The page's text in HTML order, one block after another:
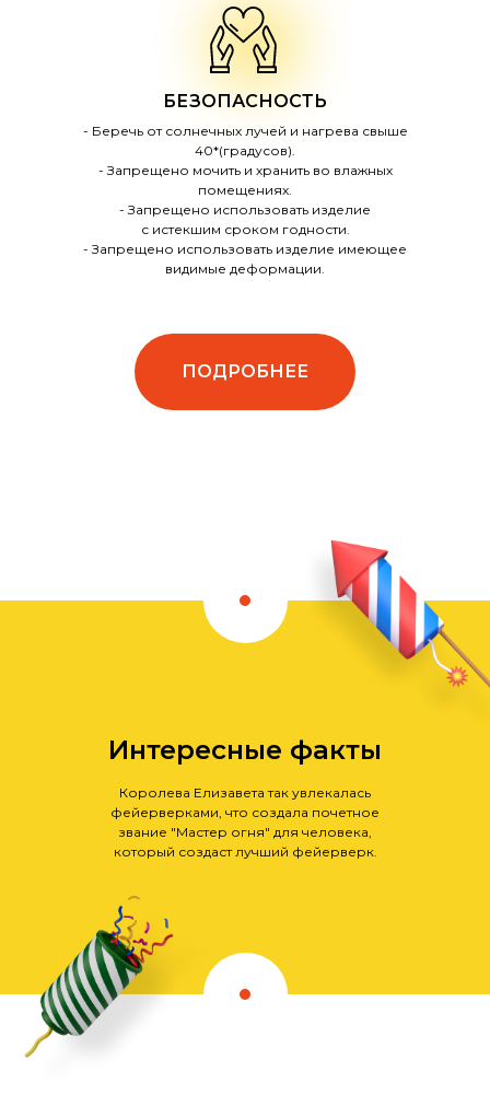
БЕЗОПАСНОСТЬ
- Беречь от солнечных лучей и нагрева свыше
40*(градусов).
- Запрещено мочить и хранить во влажных
помещениях.
- Запрещено использовать изделие
с истекшим сроком годности.
- Запрещено использовать изделие имеющее
видимые деформации.
ПОДРОБНЕЕ
Королева Елизавета так увлекалась
фейерверками, что создала почетное
звание "Мастер огня" для человека,
который создаст лучший фейерверк.
Интересные факты